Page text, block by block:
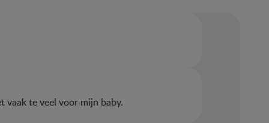
te veel voor mijn baby.